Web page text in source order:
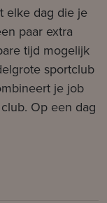
elke dag die je
paar extra
tijd mogelijk
sportclub
je job
Op een dag